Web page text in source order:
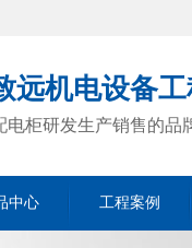
远机电设备
电柜研发生产销售的品
中心 工程案例